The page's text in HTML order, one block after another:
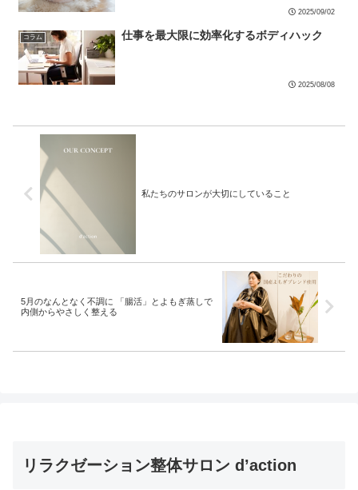
2025/09/02
コラム 仕事を最大限に効率化するボディハック
2025/08/08
私たちのサロンが大切にしていること
5月のなんとなく不調に 「腸活」とよもぎ蒸しで
内側からやさしく整える
リラクゼーション整体サロン d’action